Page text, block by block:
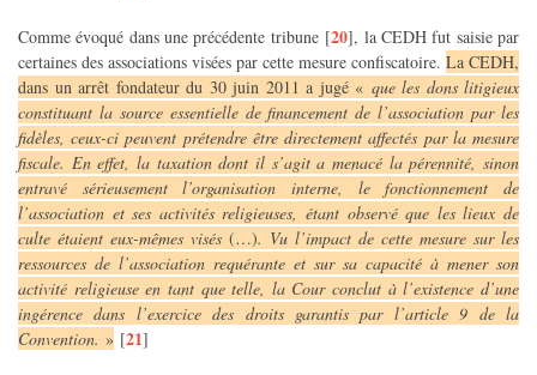
Comme évoqué dans une précédente tribune[20], la CEDH fut saisie par
certaines des associations visées par cette mesure confiscatoire. La CEDH,
dans un arrêt fondateur du 30 juin 2011 a jugé « que les dons litigieux
constituant la source essentielle de financement de l’association par les
fidèles, ceux-ci peuvent prétendre être directement affectés par la mesure
fiscale. En effet, la taxation dont il s’agit a menacé la pérennité, sinon
entravé sérieusement l’organisation interne, le fonctionnement de
l’association et ses activités religieuses, étant observé que les lieux de
culte étaient eux-mêmes visés (…). Vu l’impact de cette mesure sur les
ressources de l’association requérante et sur sa capacité à mener son
activité religieuse en tant que telle, la Cour conclut à l’existence d’une
ingérence dans l’exercice des droits garantis par l’article 9 de la
Convention. » [21]